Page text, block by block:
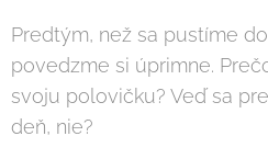
Predtým, než sa pustíme
povedzme si úprimne.
svoju polovičku? Veď sa
deň, nie?